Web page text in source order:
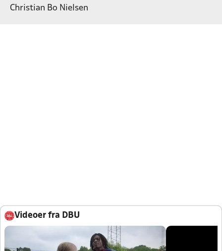
Christian Bo Nielsen
Videoer fra DBU